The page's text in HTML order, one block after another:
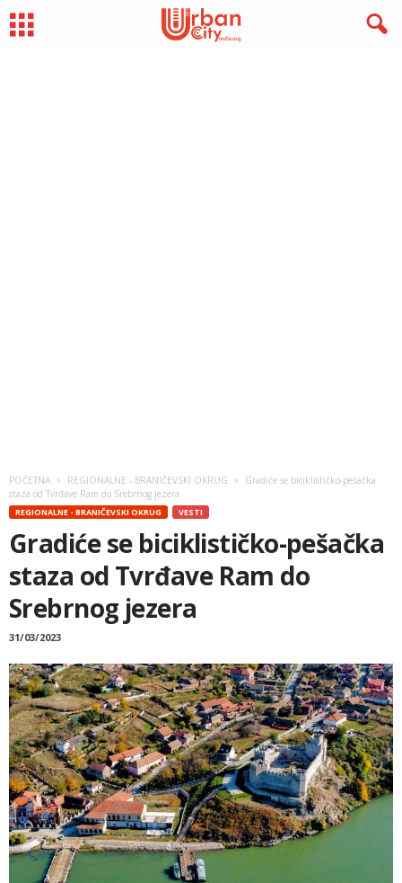
POČETNA REGIONALNE - BRANIČEVSKI OKRUG
Gradiće se biciklističko-pešačka
staza od Tvrđave Ram do Srebrnog jezera
REGIONALNE - BRANIČEVSKI OKRUG VESTI
Gradiće se biciklističko-pešačka
staza od Tvrđave Ram do
Srebrnog jezera
31/03/2023